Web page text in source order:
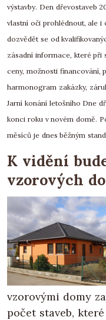
výstavby. Den dřevostaveb
vlastní oči prohlédnout, ale i
dozvědět se od
zásadní informace, které při
ceny, možnosti financování,
harmonogram zakázky,
Jarní konání letošního Dne
konci roku v novém domě.
měsíců je dnes běžným
K vidění
vzorových
vzorovými domy
počet staveb,